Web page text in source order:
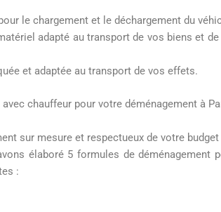
le chargement et le déchargement du
adapté au transport de vos biens et
et adaptée au transport de vos effets.
chauffeur pour votre déménagement à
sur mesure et respectueux de votre budget
élaboré 5 formules de
: